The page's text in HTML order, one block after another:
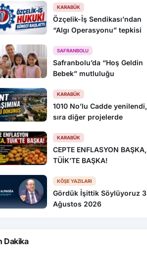
KARABÜK
Özçelik-İş Sendikası’ndan
“Algı Operasyonu” tepkisi
SAFRANBOLU
Safranbolu’da “Hoş Geldin
Bebek” mutluluğu
KARABÜK
1010 No’lu Cadde yenilendi,
sıra diğer projelerde
KARABÜK
CEPTE ENFLASYON BAŞKA,
TÜİK’TE BAŞKA!
KÖŞE YAZILARI
Gördük İşittik Söylüyoruz 3
Ağustos 2026
Dakika